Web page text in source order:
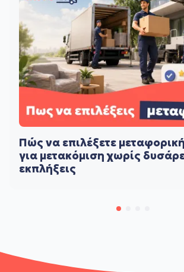
Πώς να επιλέξετε
για μετακόμιση χωρίς
εκπλήξεις